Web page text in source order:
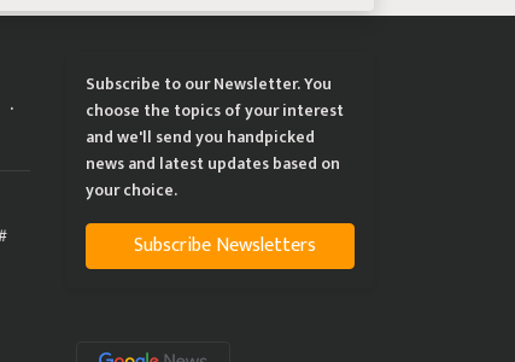
Subscribe to our Newsletter. You
choose the topics of your interest
and we'll send you handpicked
news and latest updates based on
your choice.
Subscribe Newsletters